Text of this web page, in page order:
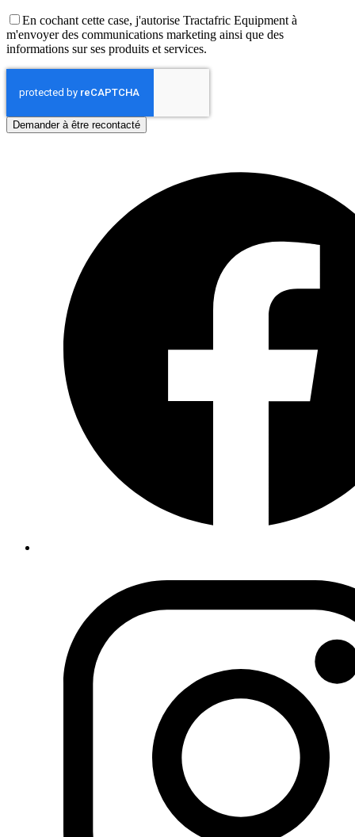
En cochant cette case, j'autorise Tractafric Equipment à
m'envoyer des communications marketing ainsi que des
informations sur ses produits et services.